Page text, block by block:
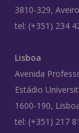
3810-329, Aveiro
tel: (+351) 234
Lisboa
Avenida
Estádio
1600-190,
tel: (+351) 217